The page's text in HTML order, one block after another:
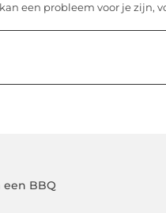
een probleem voor je zijn,
BBQ